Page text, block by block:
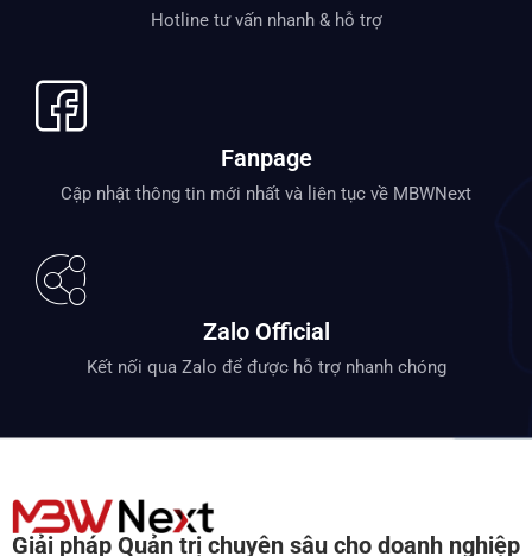
Hotline tư vấn nhanh & hỗ trợ
Fanpage
Cập nhật thông tin mới nhất và liên tục về MBWNext
Zalo Official
Kết nối qua Zalo để được hỗ trợ nhanh chóng
Giải pháp Quản trị chuyên sâu cho doanh nghiệp